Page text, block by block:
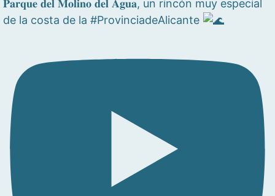
𝐏𝐚𝐫𝐪𝐮𝐞 𝐝𝐞𝐥 𝐌𝐨𝐥𝐢𝐧𝐨 𝐝𝐞𝐥 𝐀𝐠𝐮𝐚, un rincón muy especial
de la costa de la #ProvinciadeAlicante